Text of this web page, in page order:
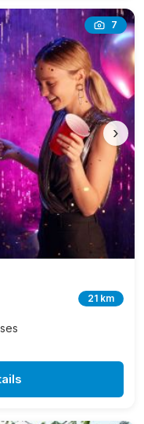
7
›
21 km